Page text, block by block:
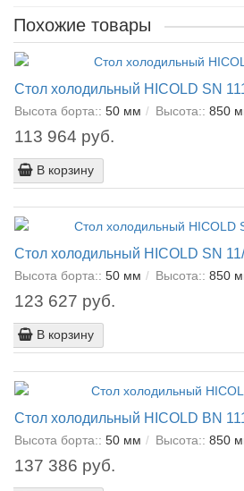
Похожие товары
Стол холодильный HICOLD SN
Высота борта:: 50 мм Высота:: 850
113 964 руб.
В корзину
Стол холодильный HICOLD SN
Высота борта:: 50 мм Высота:: 850
123 627 руб.
В корзину
Стол холодильный HICOLD BN
Высота борта:: 50 мм Высота:: 850
137 386 руб.